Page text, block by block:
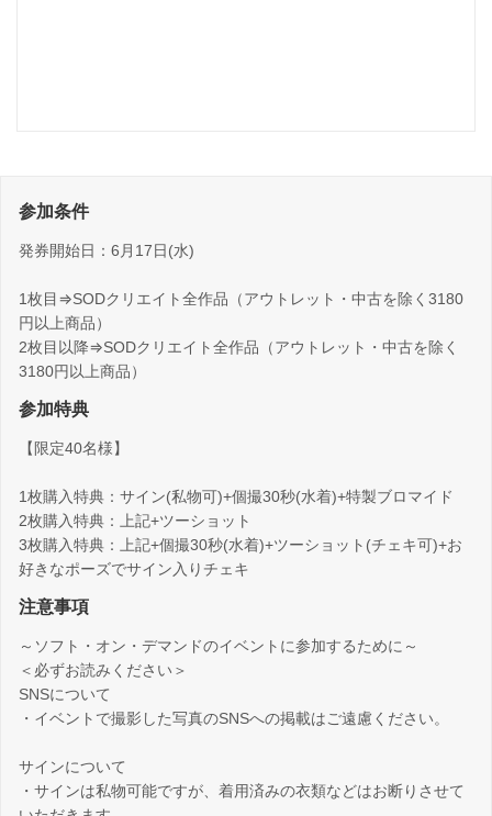
参加条件
発券開始日：6月17日(水)
1枚目⇒SODクリエイト全作品（アウトレット・中古を除く3180
円以上商品）
2枚目以降⇒SODクリエイト全作品（アウトレット・中古を除く
3180円以上商品）
参加特典
【限定40名様】
1枚購入特典：サイン(私物可)+個撮30秒(水着)+特製ブロマイド
2枚購入特典：上記+ツーショット
3枚購入特典：上記+個撮30秒(水着)+ツーショット(チェキ可)+お
好きなポーズでサイン入りチェキ
注意事項
～ソフト・オン・デマンドのイベントに参加するために～
＜必ずお読みください＞
SNSについて
・イベントで撮影した写真のSNSへの掲載はご遠慮ください。
サインについて
・サインは私物可能ですが、着用済みの衣類などはお断りさせて